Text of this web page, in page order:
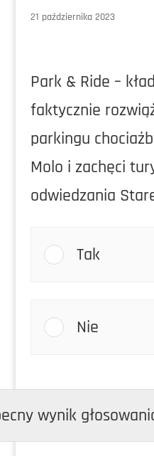
21 października 2023
Park & Ride –
faktycznie
parkingu
Molo i zachęci
odwiedzania
Tak
Nie
wynik